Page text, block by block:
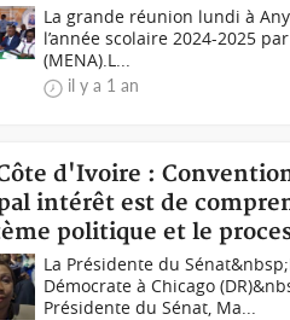
La grande réunion lundi à
l’année scolaire 2024-2025
(MENA).L...
il y a 1 an
d'Ivoire :
intérêt est de
politique et le
La Présidente du
Démocrate à Chicago
Présidente du Sénat, Ma...